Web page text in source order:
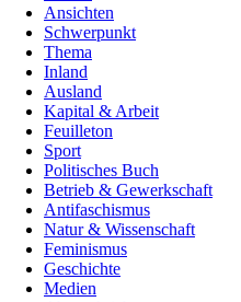
Ansichten
Schwerpunkt
Thema
Inland
Ausland
Kapital & Arbeit
Feuilleton
Sport
Politisches Buch
Betrieb & Gewerkschaft
Antifaschismus
Natur & Wissenschaft
Feminismus
Geschichte
Medien